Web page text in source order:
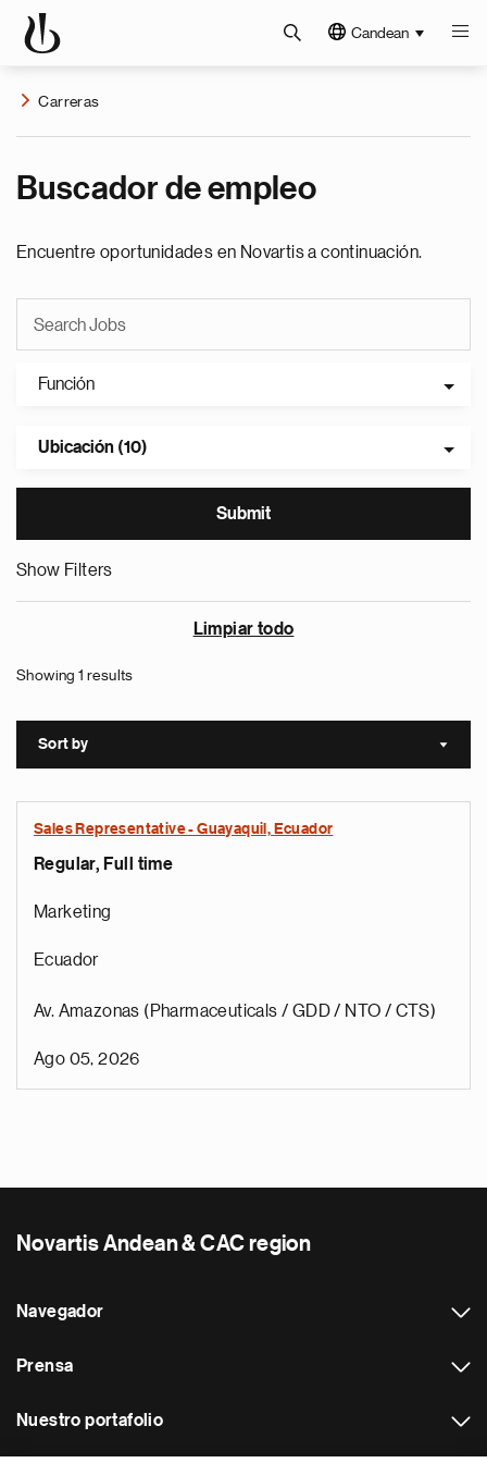
Candean
Carreras
Buscador de empleo
Encuentre oportunidades en Novartis a continuación.
Función
Ubicación (10)
Show Filters
Limpiar todo
Showing 1 results
Sort by Sort
Sales Representative - Guayaquil, Ecuador
Regular, Full time
Marketing
Ecuador
Av. Amazonas (Pharmaceuticals / GDD / NTO / CTS)
Ago 05, 2026
Novartis Andean & CAC region
Navegador
Prensa
Nuestro portafolio